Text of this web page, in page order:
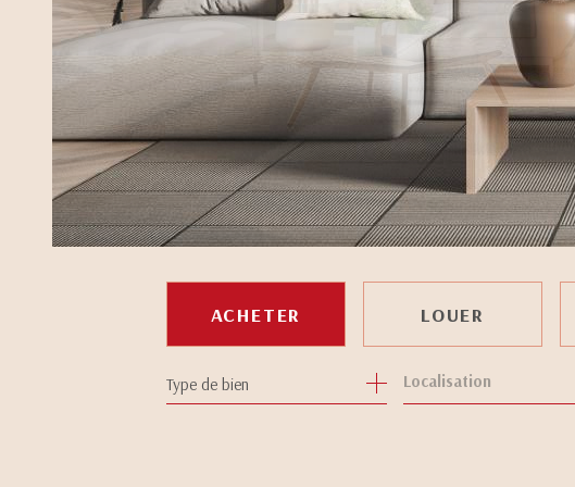
ACHETER
DE L'ANCIEN
LOUER
À L'ANNÉE
Type de bien